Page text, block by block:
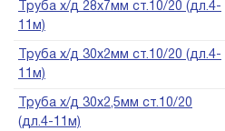
Труба х/д 28х7мм ст.10/20 (дл.4-
11м)
Труба х/д 30х2мм ст.10/20 (дл.4-
11м)
Труба х/д 30х2,5мм ст.10/20
(дл.4-11м)